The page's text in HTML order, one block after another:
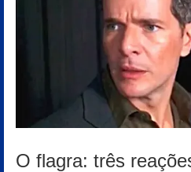
O flagra: três